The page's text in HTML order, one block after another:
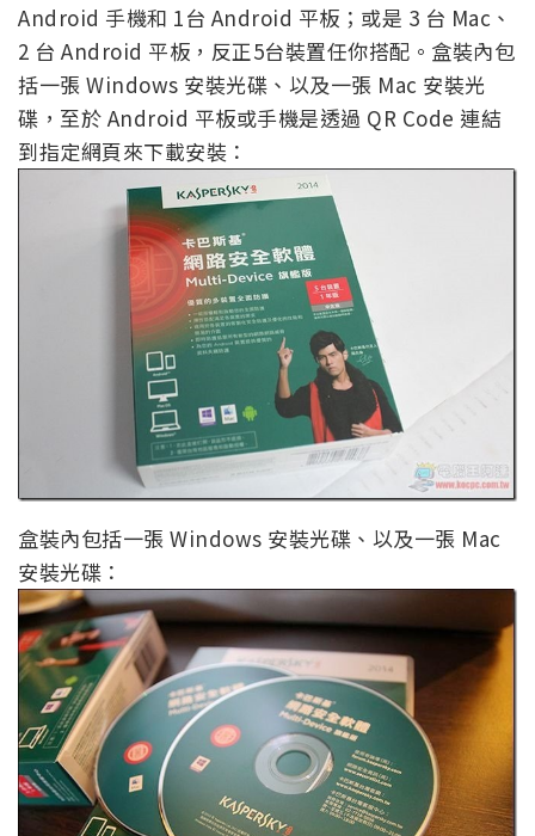
Android 手機和 1台 Android 平板；或是 3 台 Mac、
2 台 Android 平板，反正5台裝置任你搭配。盒裝內包
括一張 Windows 安裝光碟、以及一張 Mac 安裝光
碟，至於 Android 平板或手機是透過 QR Code 連結
到指定網頁來下載安裝：
盒裝內包括一張 Windows 安裝光碟、以及一張 Mac
安裝光碟：